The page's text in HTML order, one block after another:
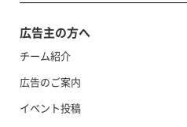
広告主の方へ
チーム紹介
広告のご案内
イベント投稿